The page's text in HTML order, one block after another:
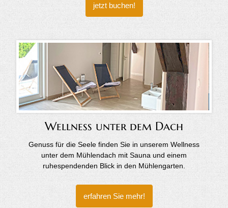
jetzt buchen!
Wellness unter dem Dach
Genuss für die Seele finden Sie in unserem Wellness
unter dem Mühlendach mit Sauna und einem
ruhespendenden Blick in den Mühlengarten.
erfahren Sie mehr!